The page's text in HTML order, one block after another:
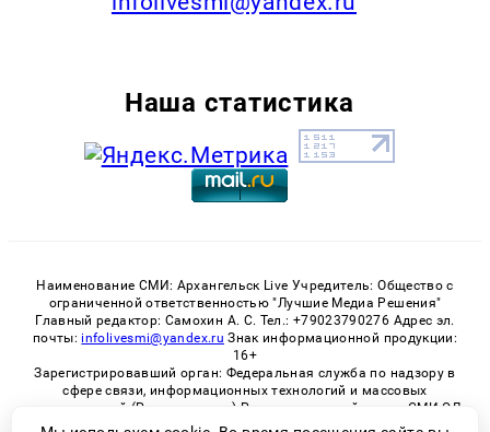
Наша статистика
Наименование СМИ: Архангельск Live Учредитель: Общество с
ограниченной ответственностью "Лучшие Медиа Решения"
Главный редактор: Самохин А. С. Тел.: +79023790276 Адрес эл.
почты: infolivesmi@yandex.ru Знак информационной продукции:
16+
Зарегистрировавший орган: Федеральная служба по надзору в
сфере связи, информационных технологий и массовых
коммуникаций (Роскомнадзор) Регистрационный номер СМИ ЭЛ
№ ФС 77 - 82533 от 21.01.2022